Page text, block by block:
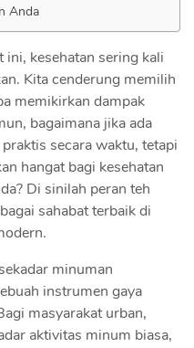
Anda
ini, kesehatan sering kali
Kita cenderung memilih
memikirkan dampak
bagaimana jika ada
secara waktu, tetapi
hangat bagi kesehatan
Di sinilah peran teh
sahabat terbaik di
minuman
instrumen gaya
masyarakat urban,
aktivitas minum biasa,